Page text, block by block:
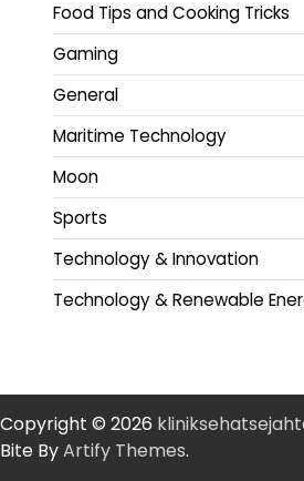
Food Tips and Cooking Tricks
Gaming
General
Maritime Technology
Moon
Sports
Technology & Innovation
Technology & Renewable
Copyright © 2026
Bite ByArtify Themes.